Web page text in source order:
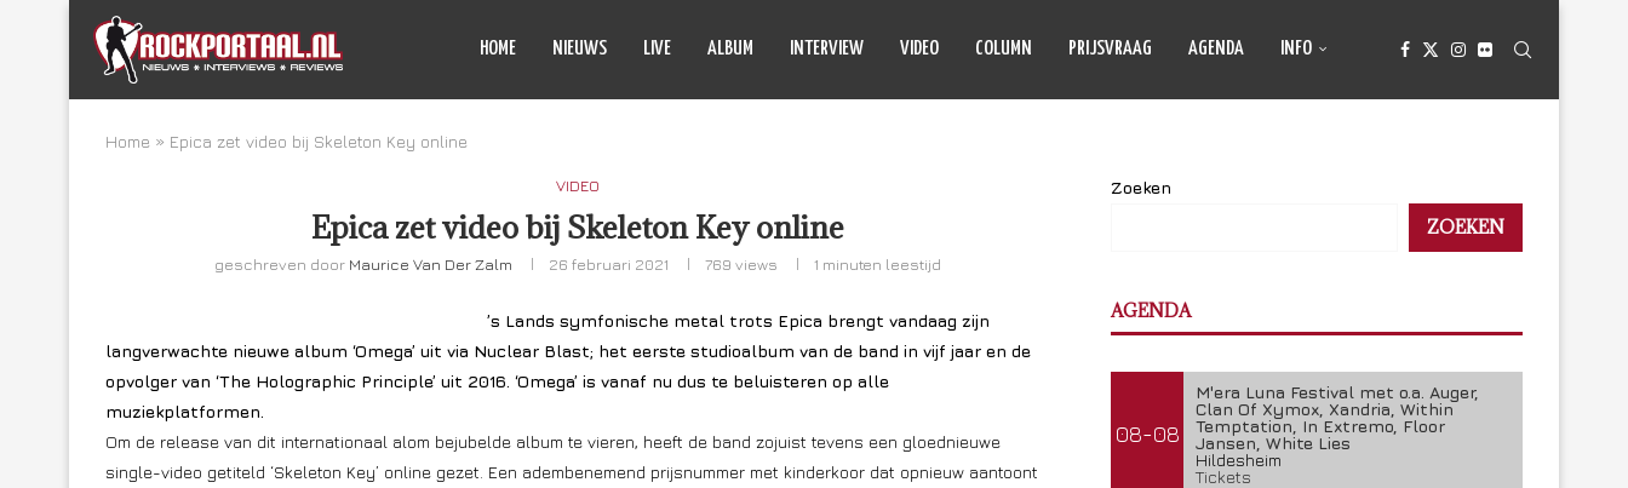
HOME NIEUWS LIVE ALBUM INTERVIEW VIDEO COLUMN PRIJSVRAAG AGENDA INFO
Home » Epica zet video bij Skeleton Key online
VIDEO
Epica zet video bij Skeleton Key online
geschreven door Maurice Van Der Zalm 26 februari 2021 769 views 1 minuten leestijd
’s Lands symfonische metal trots Epica brengt vandaag zijn
langverwachte nieuwe album ‘Omega’ uit via Nuclear Blast; het eerste studioalbum van de band in vijf jaar en de
opvolger van ‘The Holographic Principle’ uit 2016. ‘Omega’ is vanaf nu dus te beluisteren op alle
muziekplatformen.
Om de release van dit internationaal alom bejubelde album te vieren, heeft de band zojuist tevens een gloednieuwe
single-video getiteld ‘Skeleton Key’ online gezet. Een adembenemend prijsnummer met kinderkoor dat opnieuw aantoont
Zoeken
ZOEKEN
AGENDA
08-08
M'era Luna Festival met o.a. Auger,
Clan Of Xymox, Xandria, Within
Temptation, In Extremo, Floor
Jansen, White Lies
Hildesheim
Tickets